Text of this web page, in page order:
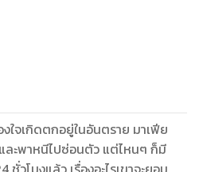
ใจเกิดตกอยู่ในอันตราย มาเฟีย
ละพาหนีไปซ่อนตัว แต่ไหนๆ ก็มี